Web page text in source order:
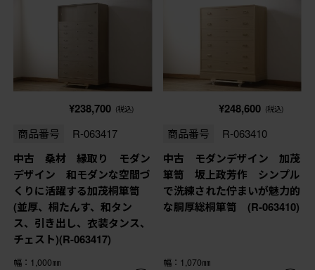
¥238,700 (税込)
商品番号 R-063417
中古 桑材 縁取り モダン
デザイン 和モダンな空間づ
くりに活躍する加茂桐箪笥
(並厚、桐たんす、和タン
ス、引き出し、衣装タンス、
チェスト)(R-063417)
幅：1,000㎜
¥248,600 (税込)
商品番号 R-063410
中古 モダンデザイン 加茂
箪笥 坂上政芳作 シンプル
で洗練された佇まいが魅力的
な胴厚総桐箪笥 (R-063410)
幅：1,070㎜